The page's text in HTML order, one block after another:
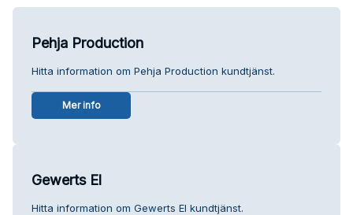
Pehja Production
Hitta information om Pehja Production kundtjänst.
Mer info
Gewerts El
Hitta information om Gewerts El kundtjänst.